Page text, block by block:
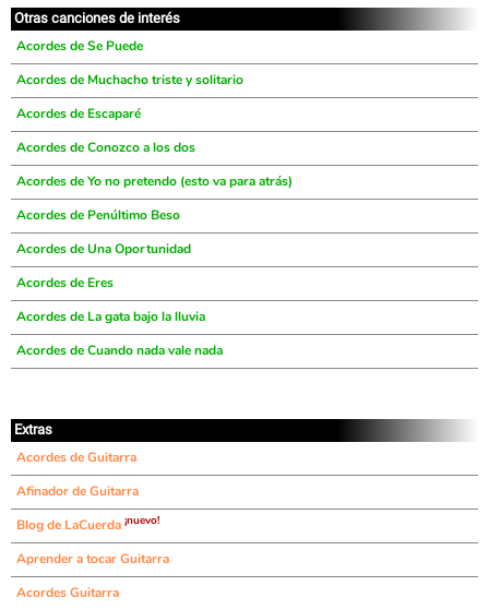
Otras canciones de interés
Acordes de Se Puede
Acordes de Muchacho triste y solitario
Acordes de Escaparé
Acordes de Conozco a los dos
Acordes de Yo no pretendo (esto va para atrás)
Acordes de Penúltimo Beso
Acordes de Una Oportunidad
Acordes de Eres
Acordes de La gata bajo la lluvia
Acordes de Cuando nada vale nada
Extras
Acordes de Guitarra
Afinador de Guitarra
Blog de LaCuerda ¡nuevo!
Aprender a tocar Guitarra
Acordes Guitarra